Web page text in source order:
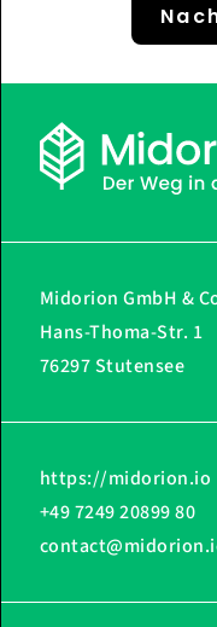
Midorion GmbH &
Hans-Thoma-Str. 1
76297 Stutensee
https://midorion.io
+49 7249 20899 80